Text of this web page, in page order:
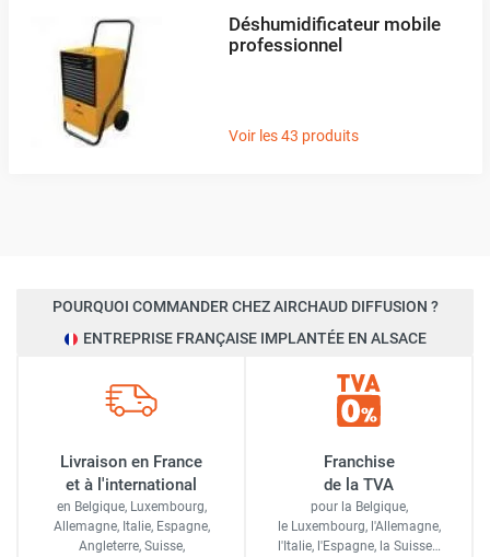
Déshumidificateur mobile
professionnel
Voir les 43 produits
POURQUOI COMMANDER CHEZ AIRCHAUD DIFFUSION ?
ENTREPRISE FRANÇAISE IMPLANTÉE EN ALSACE
Livraison en France
et à l'international
en Belgique, Luxembourg,
Allemagne, Italie, Espagne,
Angleterre, Suisse,
Franchise
de la TVA
pour la Belgique,
le Luxembourg, l'Allemagne,
l'Italie, l'Espagne, la Suisse…